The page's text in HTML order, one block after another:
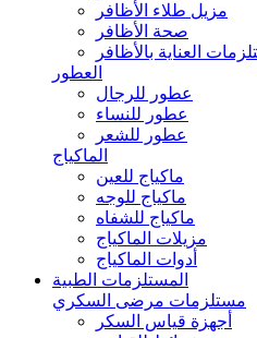
مزيل طلاء الأظافر
صحة الأظافر
العناية بالأظافر
العطور
عطور للرجال
عطور للنساء
عطور للشعر
الماكياج
ماكياج للعين
ماكياج للوجه
ماكياج للشفاه
مزيلات الماكياج
أدوات الماكياج
المستلزمات الطبية
مستلزمات مرضى السكري
أجهزة قياس السكر